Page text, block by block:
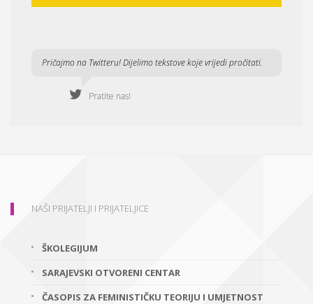
Pričajmo na Twitteru! Dijelimo tekstove koje vrijedi pročitati.
Pratite nas!
NAŠI PRIJATELJI I PRIJATELJICE
ŠKOLEGIJUM
SARAJEVSKI OTVORENI CENTAR
ČASOPIS ZA FEMINISTIČKU TEORIJU I UMJETNOST